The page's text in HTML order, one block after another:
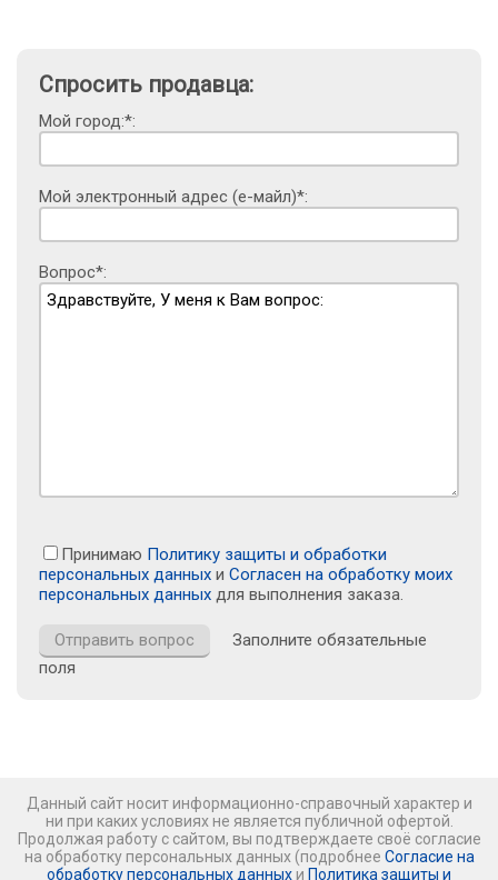
Спросить продавца:
Мой город:*:
Мой электронный адрес (е-майл)*:
Вопрос*:
Принимаю Политику защиты и обработки
персональных данных и Согласен на обработку моих
персональных данных для выполнения заказа.
Заполните обязательные
поля
Данный сайт носит информационно-справочный характер и
ни при каких условиях не является публичной офертой.
Продолжая работу с сайтом, вы подтверждаете своё согласие
на обработку персональных данных (подробнее Согласие на
обработку персональных данных и Политика защиты и